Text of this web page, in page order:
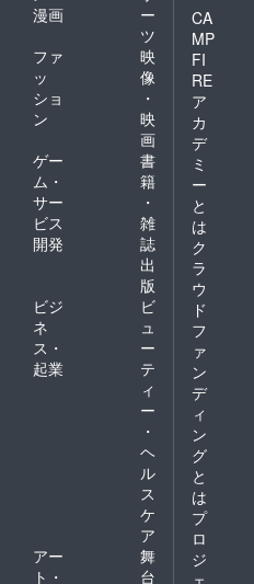
漫画
ー
ツ
ファ
ッ
ショ
ン
映
像
・
映
画
ゲー
ム・
サー
ビス
開発
書
籍
・
雑
誌
出
版
ビジ
ネ
ス・
起業
ビ
ュ
ー
テ
ィ
ー
・
ヘ
ル
ス
ケ
ア
アー
ト・
舞
台
CA
MP
FI
RE
ア
カ
デ
ミ
ー
と
は
ク
ラ
ウ
ド
フ
ァ
ン
デ
ィ
ン
グ
と
は
プ
ロ
ジ
ェ